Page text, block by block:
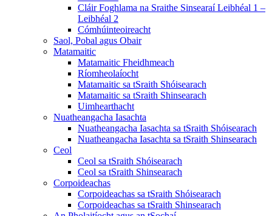
Cláir Foghlama na Sraithe Sinsearaí Leibhéal 1 –
Leibhéal 2
Cómhúinteoireacht
Saol, Pobal agus Obair
Matamaitic
Matamaitic Fheidhmeach
Ríomheolaíocht
Matamaitic sa tSraith Shóisearach
Matamaitic sa tSraith Shinsearach
Uimhearthacht
Nuatheangacha Iasachta
Nuatheangacha Iasachta sa tSraith Shóisearach
Nuatheangacha Iasachta sa tSraith Shinsearach
Ceol
Ceol sa tSraith Shóisearach
Ceol sa tSraith Shinsearach
Corpoideachas
Corpoideachas sa tSraith Shóisearach
Corpoideachas sa tSraith Shinsearach